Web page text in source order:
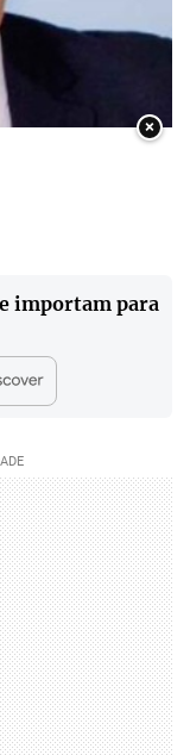
×
importam para